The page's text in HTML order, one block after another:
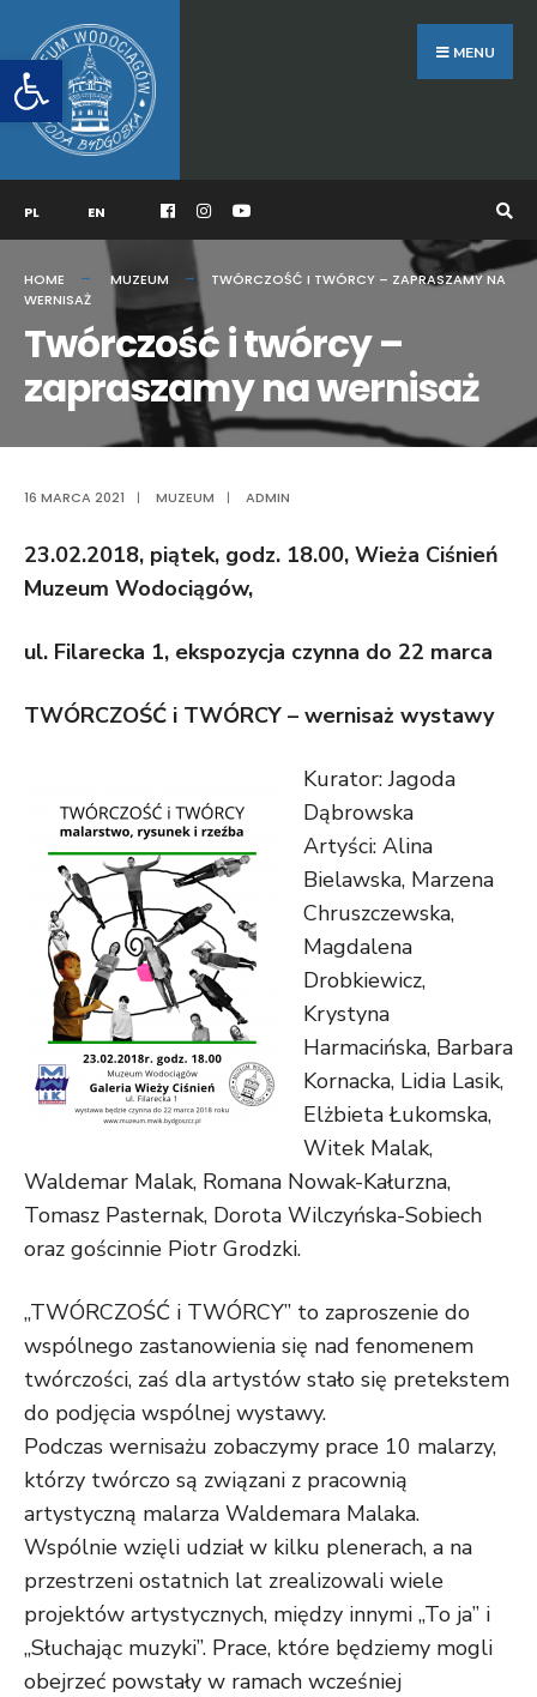
Otwórz pasek narzędzi
to
content
MENU
PL EN
HOME MUZEUM
TWÓRCZOŚĆ I TWÓRCY – ZAPRASZAMY NA
WERNISAŻ
Twórczość i twórcy –
zapraszamy na wernisaż
16 MARCA 2021 | MUZEUM | ADMIN
23.02.2018, piątek, godz. 18.00, Wieża Ciśnień
Muzeum Wodociągów,
ul. Filarecka 1, ekspozycja czynna do 22 marca
TWÓRCZOŚĆ i TWÓRCY – wernisaż wystawy
Kurator: Jagoda
Dąbrowska
Artyści: Alina
Bielawska, Marzena
Chruszczewska,
Magdalena
Drobkiewicz,
Krystyna
Harmacińska, Barbara
Kornacka, Lidia Lasik,
Elżbieta Łukomska,
Witek Malak,
Waldemar Malak, Romana Nowak-Kałurzna,
Tomasz Pasternak, Dorota Wilczyńska-Sobiech
oraz gościnnie Piotr Grodzki.
„TWÓRCZOŚĆ i TWÓRCY” to zaproszenie do
wspólnego zastanowienia się nad fenomenem
twórczości, zaś dla artystów stało się pretekstem
do podjęcia wspólnej wystawy.
Podczas wernisażu zobaczymy prace 10 malarzy,
którzy twórczo są związani z pracownią
artystyczną malarza Waldemara Malaka.
Wspólnie wzięli udział w kilku plenerach, a na
przestrzeni ostatnich lat zrealizowali wiele
projektów artystycznych, między innymi „To ja” i
„Słuchając muzyki”. Prace, które będziemy mogli
obejrzeć powstały w ramach wcześniej
for: